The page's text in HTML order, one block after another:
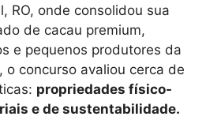
RO, onde consolidou sua
de cacau premium,
e pequenos produtores da
o concurso avaliou cerca de
propriedades físico-
e de sustentabilidade.